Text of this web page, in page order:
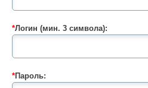
*Логин (мин. 3 символа):
*Пароль: